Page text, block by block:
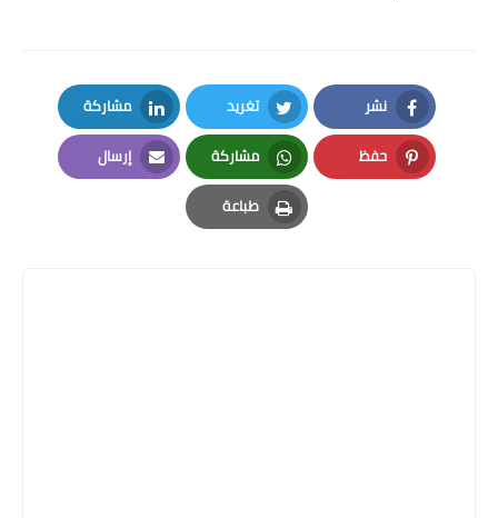
نشر
Facebook
تغريد
Twitter
مشاركة
LinkedIn
حفظ
Pinterest
مشاركة
Whatsapp
إرسال
Email
طباعة
Print